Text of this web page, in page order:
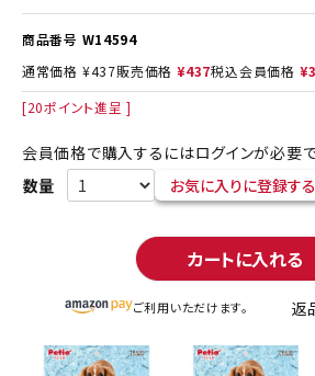
商品番号 W14594
通常価格 ¥437販売価格 ¥437税込会員価格 ¥
[20ポイント進呈 ]
会員価格で購入するにはログインが必要で
お気に入りに登録する
カートに入れる
ご利用いただけます。 返